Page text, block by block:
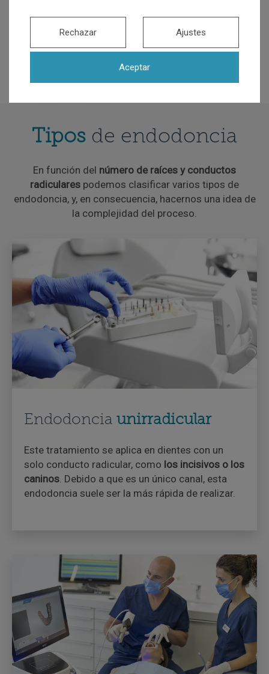
Tipos de endodoncia
En función del número de raíces y conductos
radiculares podemos clasificar varios tipos de
endodoncia, y, en consecuencia, hacernos una idea de
la complejidad del proceso.
Endodoncia unirradicular
Este tratamiento se aplica en dientes con un
solo conducto radicular, como los incisivos o los
caninos. Debido a que es un único canal, esta
endodoncia suele ser la más rápida de realizar.
Aceptar
Rechazar Ajustes